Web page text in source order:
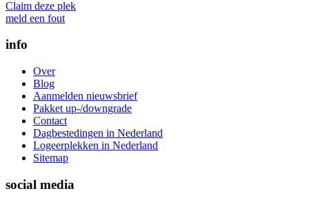
Claim deze plek
meld een fout
info
Over
Blog
Aanmelden nieuwsbrief
Pakket up-/downgrade
Contact
Dagbestedingen in Nederland
Logeerplekken in Nederland
Sitemap
social media